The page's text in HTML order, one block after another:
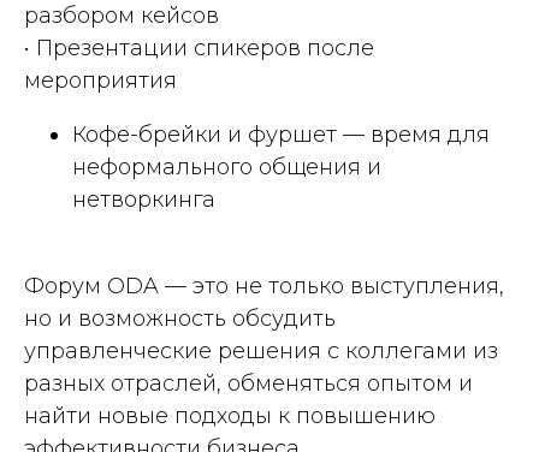
разбором кейсов
• Презентации спикеров после
мероприятия
Кофе-брейки и фуршет — время для
неформального общения и
нетворкинга
Форум ODA — это не только выступления,
но и возможность обсудить
управленческие решения с коллегами из
разных отраслей, обменяться опытом и
найти новые подходы к повышению